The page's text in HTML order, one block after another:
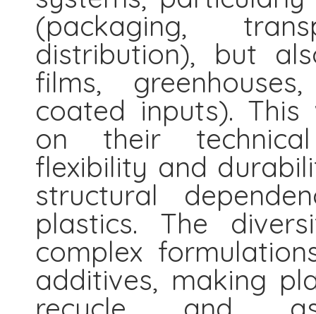
(packaging,
distribution), but
films,
coated inputs). This
on their
flexibility and
structural
plastics. The
complex
additives, making